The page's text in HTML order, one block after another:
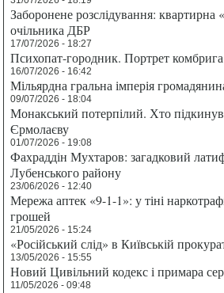
Заборонене розслідування: квартирна
очільника ДБР
17/07/2026 - 18:27
Психопат-городник. Портрет
16/07/2026 - 16:42
Мільярдна гральна імперія
09/07/2026 - 18:04
Монакський потерпілий. Хто
Єрмолаєву
01/07/2026 - 19:08
Фахраддін Мухтаров: загадковий
Лубенського району
23/06/2026 - 12:40
Мережа аптек «9-1-1»: у тіні
грошей
21/05/2026 - 15:24
«Російський слід» в Київській
13/05/2026 - 15:55
Новий Цивільний кодекс і примара
11/05/2026 - 09:48